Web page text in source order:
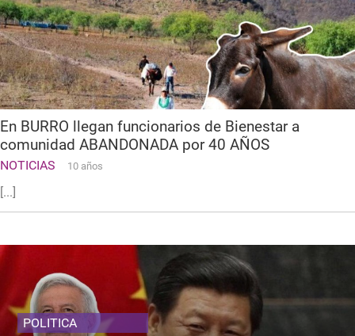
En BURRO llegan funcionarios de Bienestar a
comunidad ABANDONADA por 40 AÑOS
NOTICIAS 10 años
[...]
POLITICA